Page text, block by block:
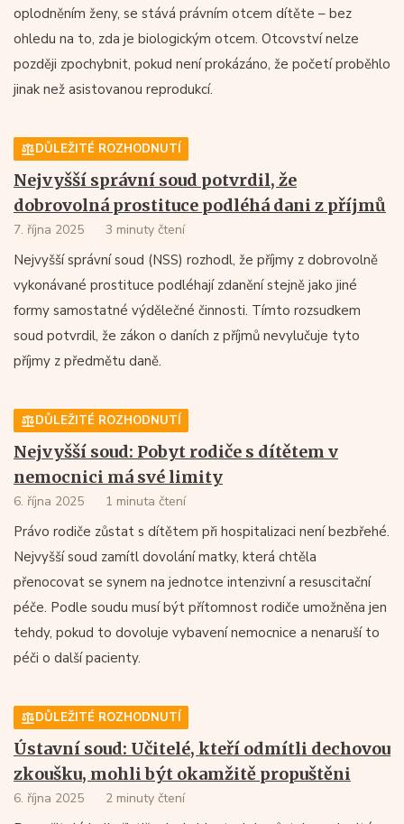
oplodněním ženy, se stává právním otcem dítěte – bez
ohledu na to, zda je biologickým otcem. Otcovství nelze
později zpochybnit, pokud není prokázáno, že početí proběhlo
jinak než asistovanou reprodukcí.
DŮLEŽITÉ ROZHODNUTÍ
Nejvyšší správní soud potvrdil, že
dobrovolná prostituce podléhá dani z příjmů
7. října 2025 3 minuty čtení
Nejvyšší správní soud (NSS) rozhodl, že příjmy z dobrovolně
vykonávané prostituce podléhají zdanění stejně jako jiné
formy samostatné výdělečné činnosti. Tímto rozsudkem
soud potvrdil, že zákon o daních z příjmů nevylučuje tyto
příjmy z předmětu daně.
DŮLEŽITÉ ROZHODNUTÍ
Nejvyšší soud: Pobyt rodiče s dítětem v
nemocnici má své limity
6. října 2025 1 minuta čtení
Právo rodiče zůstat s dítětem při hospitalizaci není bezbřehé.
Nejvyšší soud zamítl dovolání matky, která chtěla
přenocovat se synem na jednotce intenzivní a resuscitační
péče. Podle soudu musí být přítomnost rodiče umožněna jen
tehdy, pokud to dovoluje vybavení nemocnice a nenaruší to
péči o další pacienty.
DŮLEŽITÉ ROZHODNUTÍ
Ústavní soud: Učitelé, kteří odmítli dechovou
zkoušku, mohli být okamžitě propuštěni
6. října 2025 2 minuty čtení